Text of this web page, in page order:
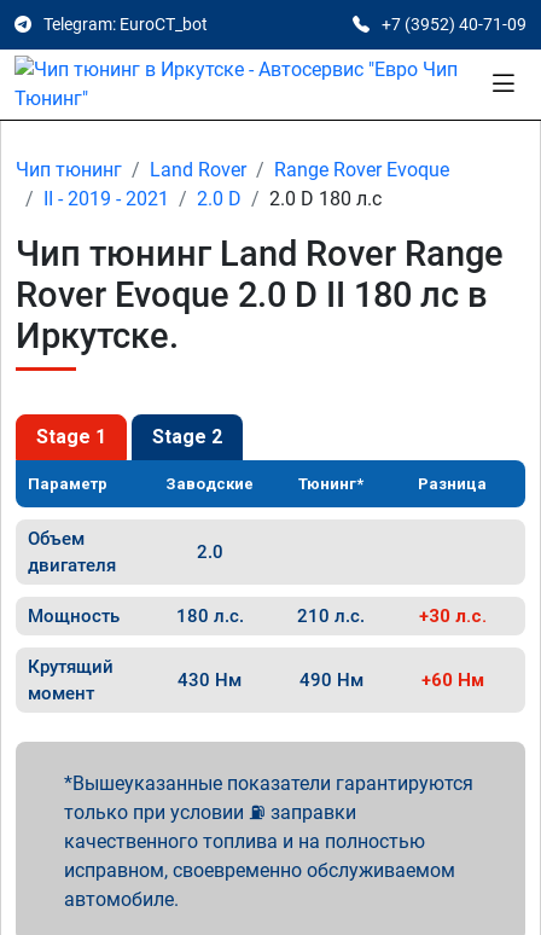
Telegram: EuroCT_bot +7 (3952) 40-71-09
Чип тюнинг Land Rover
Range Rover Evoque
II - 2019 - 2021
2.0 D 2.0 D 180 л.с
Чип тюнинг Land Rover Range
Rover Evoque 2.0 D II 180 лс в
Иркутске.
Stage 1 Stage 2
Параметр Заводские Тюнинг* Разница
Объем
двигателя
2.0
Мощность 180 л.с. 210 л.с. +30 л.с.
Крутящий
момент
430 Нм 490 Нм +60 Нм
Вышеуказанные показатели гарантируются
только при условии ⛽ заправки
качественного топлива и на полностью
исправном, своевременно обслуживаемом
автомобиле.